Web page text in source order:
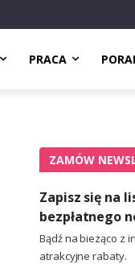
PRACA
ZAMÓW
Zapisz się na
bezpłatnego
Bądź na bieżąco z
atrakcyjne rabaty.